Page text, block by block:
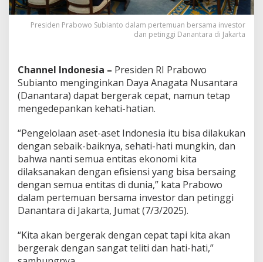
i
d
a
t
i
-
h
a
i
Presiden Prabowo Subianto dalam pertemuan bersama investor
dan petinggi Danantara di Jakarta
Channel Indonesia – Presiden RI Prabowo
Subianto menginginkan Daya Anagata Nusantara
(Danantara) dapat bergerak cepat, namun tetap
mengedepankan kehati-hatian.
“Pengelolaan aset-aset Indonesia itu bisa dilakukan
dengan sebaik-baiknya, sehati-hati mungkin, dan
bahwa nanti semua entitas ekonomi kita
dilaksanakan dengan efisiensi yang bisa bersaing
dengan semua entitas di dunia,” kata Prabowo
dalam pertemuan bersama investor dan petinggi
Danantara di Jakarta, Jumat (7/3/2025).
“Kita akan bergerak dengan cepat tapi kita akan
bergerak dengan sangat teliti dan hati-hati,”